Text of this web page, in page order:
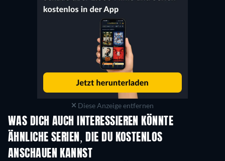
Diese Anzeige entfernen
WAS DICH AUCH INTERESSIEREN KÖNNTE
Serie Serie
ÄHNLICHE SERIEN, DIE DU KOSTENLOS
ANSCHAUEN KANNST
Serie